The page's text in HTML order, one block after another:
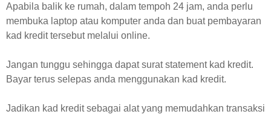
Apabila balik ke rumah, dalam tempoh 24 jam, anda perlu
membuka laptop atau komputer anda dan buat pembayaran
kad kredit tersebut melalui online.
Jangan tunggu sehingga dapat surat statement kad kredit.
Bayar terus selepas anda menggunakan kad kredit.
Jadikan kad kredit sebagai alat yang memudahkan transaksi